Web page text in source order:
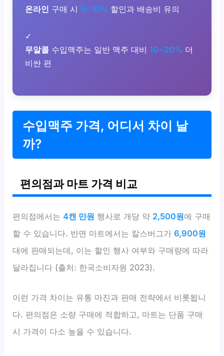
온라인 구매 시 5~10% 할인과 배송비 유의
✓
무알콜 수입맥주는 일반 맥주 대비 10~20% 더
비싼 편
수입맥주 가격, 어디서 차이 날
까?
편의점과 마트 가격 비교
편의점에서는4캔 만원 행사로 개당 약 2,500원에 구매
할 수 있습니다. 반면 마트에서는 칼스버그가6,900원
대에 판매되는데, 이는 할인 행사 여부와 구매량에 따라
달라집니다 (출처: 한국소비자원 2023).
이런 가격 차이는 유통 마진과 판매 전략에서 비롯됩니
다. 편의점은 소량 구매에 적합하고, 마트는 단품 구매
시 가격이 다소 높을 수 있습니다.